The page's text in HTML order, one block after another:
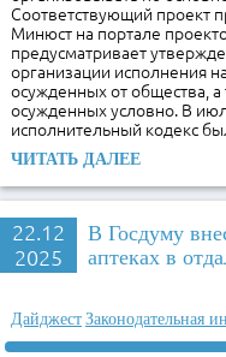
Соответствующий проект
Минюст на портале
предусматривает
организации исполнения
осужденных от общества,
осужденных условно. В
исполнительный кодекс
ЧИТАТЬ ДАЛЕЕ
22.12
2025
В Госдуму
аптеках в
Дайджест Законодательная